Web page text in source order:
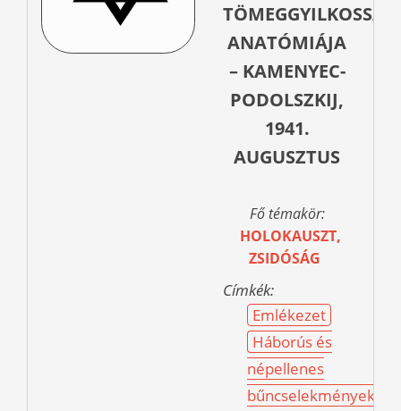
TÖMEGGYILKOSSÁG
ANATÓMIÁJA
– KAMENYEC-
PODOLSZKIJ,
1941.
AUGUSZTUS
Fő témakör:
HOLOKAUSZT,
ZSIDÓSÁG
Címkék:
Emlékezet
Háborús és
népellenes
bűncselekmények